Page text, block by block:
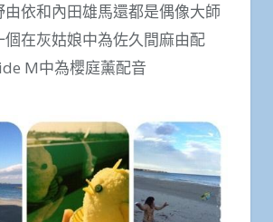
由依和內田雄馬還都是偶像大師
個在灰姑娘中為佐久間麻由配
M中為櫻庭薰配音